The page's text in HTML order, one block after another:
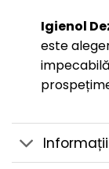
Igienol
este